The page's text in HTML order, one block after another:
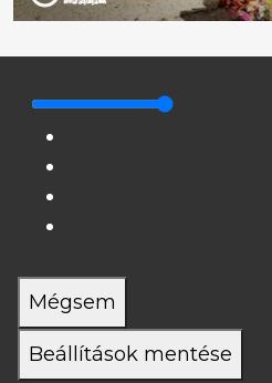
Mégsem
Beállítások mentése